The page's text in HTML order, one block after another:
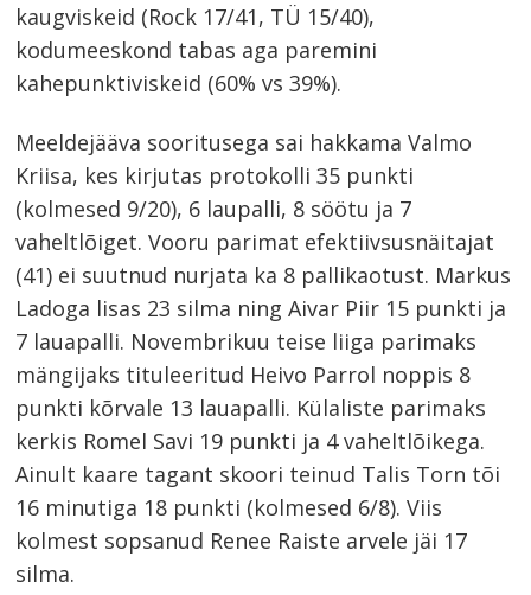
kaugviskeid (Rock 17/41, TÜ 15/40),
kodumeeskond tabas aga paremini
kahepunktiviskeid (60% vs 39%).
Meeldejääva sooritusega sai hakkama Valmo
Kriisa, kes kirjutas protokolli 35 punkti
(kolmesed 9/20), 6 laupalli, 8 söötu ja 7
vaheltlõiget. Vooru parimat efektiivsusnäitajat
(41) ei suutnud nurjata ka 8 pallikaotust. Markus
Ladoga lisas 23 silma ning Aivar Piir 15 punkti ja
7 lauapalli. Novembrikuu teise liiga parimaks
mängijaks tituleeritud Heivo Parrol noppis 8
punkti kõrvale 13 lauapalli. Külaliste parimaks
kerkis Romel Savi 19 punkti ja 4 vaheltlõikega.
Ainult kaare tagant skoori teinud Talis Torn tõi
16 minutiga 18 punkti (kolmesed 6/8). Viis
kolmest sopsanud Renee Raiste arvele jäi 17
silma.